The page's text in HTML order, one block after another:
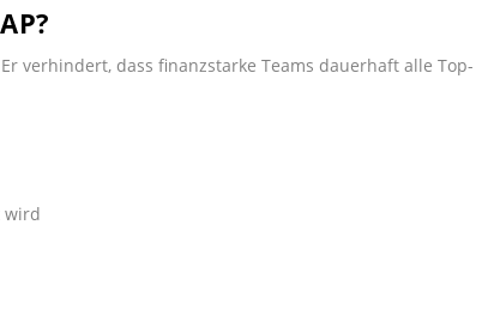
verhindert, dass finanzstarke Teams dauerhaft alle Top-
wird